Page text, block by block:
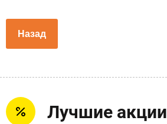
Назад
Лучшие акции